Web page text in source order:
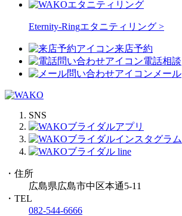
Eternity-Ringエタニティリング >
来店予約
電話相談
メール
SNS
・住所
広島県広島市中区本通5-11
・TEL
082-544-6666